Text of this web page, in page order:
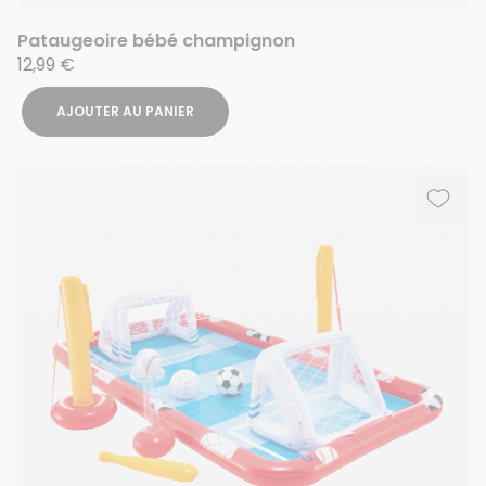
Pataugeoire bébé champignon
12,99 €
AJOUTER AU PANIER